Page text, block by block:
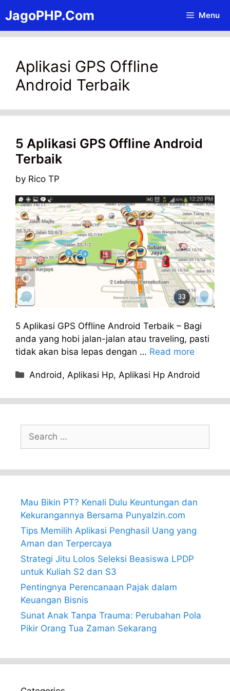
to
content
JagoPHP.Com Menu
Aplikasi GPS Offline
Android Terbaik
5 Aplikasi GPS Offline Android
Terbaik
by Rico TP
5 Aplikasi GPS Offline Android Terbaik – Bagi
anda yang hobi jalan-jalan atau traveling, pasti
tidak akan bisa lepas dengan … Read more
Categories
Android, Aplikasi Hp, Aplikasi Hp Android
for:
Mau Bikin PT? Kenali Dulu Keuntungan dan
Kekurangannya Bersama PunyaIzin.com
Tips Memilih Aplikasi Penghasil Uang yang
Aman dan Terpercaya
Strategi Jitu Lolos Seleksi Beasiswa LPDP
untuk Kuliah S2 dan S3
Pentingnya Perencanaan Pajak dalam
Keuangan Bisnis
Sunat Anak Tanpa Trauma: Perubahan Pola
Pikir Orang Tua Zaman Sekarang